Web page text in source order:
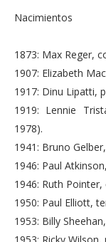
Nacimientos
1873: Max Reger,
1907: Elizabeth
1917: Dinu Lipatti,
1919: Lennie
1978).
1941: Bruno
1946: Paul
1946: Ruth
1950: Paul Elliott,
1953: Billy